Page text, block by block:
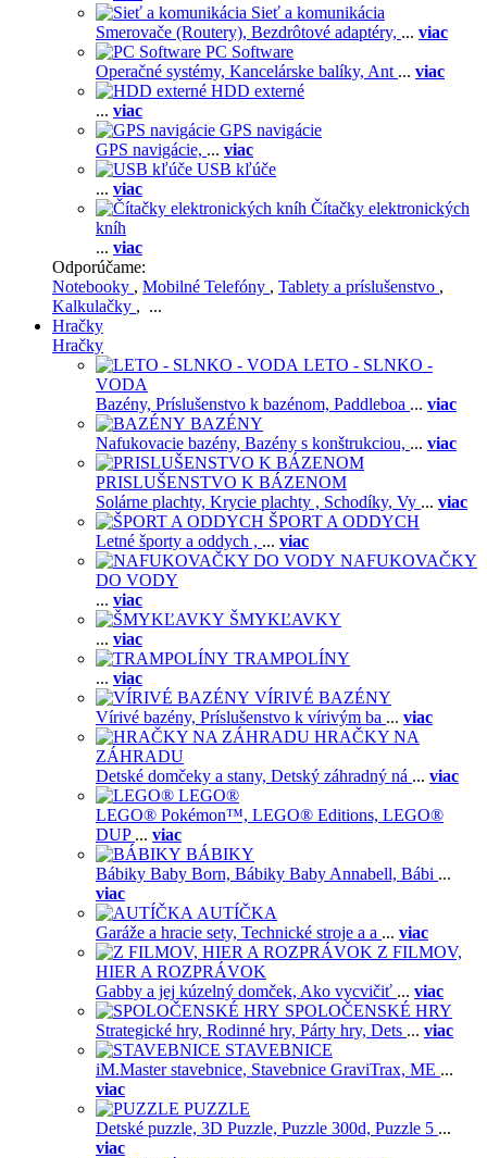
Sieť a komunikácia
Smerovače (Routery), Bezdrôtové adaptéry, ... viac
PC Software
Operačné systémy, Kancelárske balíky, Ant ... viac
HDD externé
... viac
GPS navigácie
GPS navigácie, ... viac
USB kľúče
... viac
Čítačky elektronických
kníh
... viac
Odporúčame:
Notebooky , Mobilné Telefóny , Tablety a príslušenstvo ,
Kalkulačky , ...
Hračky
Hračky
LETO - SLNKO -
VODA
Bazény, Príslušenstvo k bazénom, Paddleboa ... viac
BAZÉNY
Nafukovacie bazény, Bazény s konštrukciou, ... viac
PRISLUŠENSTVO K BÁZENOM
Solárne plachty, Krycie plachty , Schodíky, Vy ... viac
ŠPORT A ODDYCH
Letné športy a oddych , ... viac
NAFUKOVAČKY
DO VODY
... viac
ŠMYKĽAVKY
... viac
TRAMPOLÍNY
... viac
VÍRIVÉ BAZÉNY
Vírivé bazény, Príslušenstvo k vírivým ba ... viac
HRAČKY NA
ZÁHRADU
Detské domčeky a stany, Detský záhradný ná ... viac
LEGO®
LEGO® Pokémon™, LEGO® Editions, LEGO®
DUP ... viac
BÁBIKY
Bábiky Baby Born, Bábiky Baby Annabell, Bábi ...
viac
AUTÍČKA
Garáže a hracie sety, Technické stroje a a ... viac
Z FILMOV,
HIER A ROZPRÁVOK
Gabby a jej kúzelný domček, Ako vycvičiť ... viac
SPOLOČENSKÉ HRY
Strategické hry, Rodinné hry, Párty hry, Dets ... viac
STAVEBNICE
iM.Master stavebnice, Stavebnice GraviTrax, ME ...
viac
PUZZLE
Detské puzzle, 3D Puzzle, Puzzle 300d, Puzzle 5 ...
viac